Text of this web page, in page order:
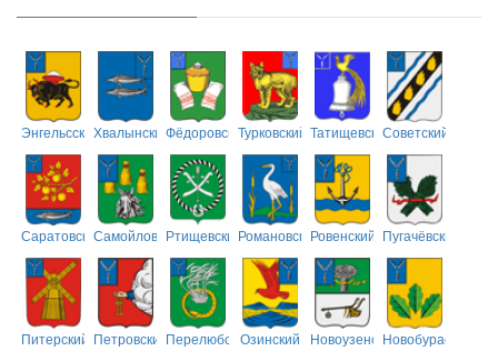
ЭнгельсскийХвалынскийФёдоровскийТурковский ТатищевскийСоветский
СаратовскийСамойловскийРтищевскийРомановскийРовенский Пугачёвский
Питерский ПетровскийПерелюбскийОзинский НовоузенскийНовобурасский